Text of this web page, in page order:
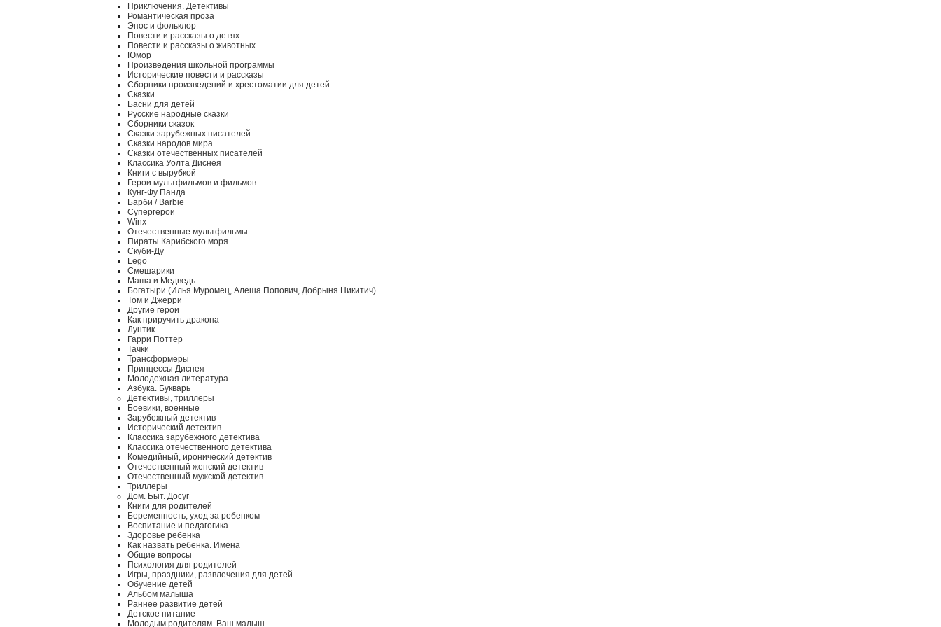
Приключения. Детективы
Романтическая проза
Эпос и фольклор
Повести и рассказы о детях
Повести и рассказы о животных
Юмор
Произведения школьной программы
Исторические повести и рассказы
Сборники произведений и хрестоматии для детей
Сказки
Басни для детей
Русские народные сказки
Сборники сказок
Сказки зарубежных писателей
Сказки народов мира
Сказки отечественных писателей
Классика Уолта Диснея
Книги с вырубкой
Герои мультфильмов и фильмов
Кунг-Фу Панда
Барби / Barbie
Супергерои
Winx
Отечественные мультфильмы
Пираты Карибского моря
Скуби-Ду
Lego
Смешарики
Маша и Медведь
Богатыри (Илья Муромец, Алеша Попович, Добрыня Никитич)
Том и Джерри
Другие герои
Как приручить дракона
Лунтик
Гарри Поттер
Тачки
Трансформеры
Принцессы Диснея
Молодежная литература
Азбука. Букварь
Детективы, триллеры
Боевики, военные
Зарубежный детектив
Исторический детектив
Классика зарубежного детектива
Классика отечественного детектива
Комедийный, иронический детектив
Отечественный женский детектив
Отечественный мужской детектив
Триллеры
Дом. Быт. Досуг
Книги для родителей
Беременность, уход за ребенком
Воспитание и педагогика
Здоровье ребенка
Как назвать ребенка. Имена
Общие вопросы
Психология для родителей
Игры, праздники, развлечения для детей
Обучение детей
Альбом малыша
Раннее развитие детей
Детское питание
Молодым родителям. Ваш малыш